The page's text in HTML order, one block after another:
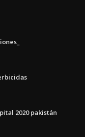
2020 pakistán